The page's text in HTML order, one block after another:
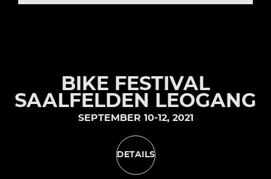
BIKE FESTIVAL
SAALFELDEN LEOGANG
SEPTEMBER 10-12, 2021
DETAILS